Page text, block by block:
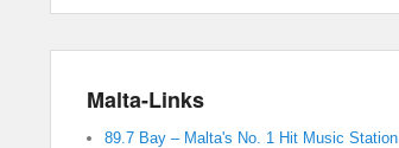
Malta-Links
89.7 Bay – Malta's No. 1 Hit Music Station